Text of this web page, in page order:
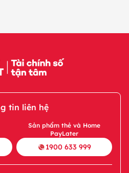
tin liên hệ
Sản phẩm thẻ và Home
PayLater
1900 633 999